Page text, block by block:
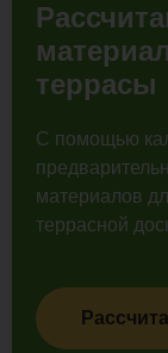
террасы
С помощью
материалов
террасной